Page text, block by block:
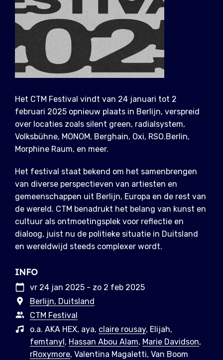
Het CTM Festival vindt van 24 januari tot 2
februari 2025 opnieuw plaats in Berlijn, verspreid
over locaties zoals silent green, radialsystem,
Volksbühne, MONOM, Berghain, Oxi, RSO.Berlin,
Morphine Raum, en meer.
Het festival staat bekend om het samenbrengen
van diverse perspectieven van artiesten en
gemeenschappen uit Berlijn, Europa en de rest van
de wereld. CTM benadrukt het belang van kunst en
cultuur als ontmoetingsplek voor reflectie en
dialoog, juist nu de politieke situatie in Duitsland
en wereldwijd steeds complexer wordt.
INFO
vr 24 jan 2025 - zo 2 feb 2025
Berlijn, Duitsland
CTM Festival
o.a. AKA HEX, aya, claire rousay, Elijah,
femtanyl , Hassan Abou Alam, Marie Davidson,
rRoxymore, Valentina Magaletti, Van Boom